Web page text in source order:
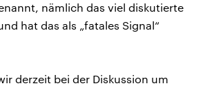
nämlich das viel diskutierte
hat das als „fatales Signal“
derzeit bei der Diskussion um